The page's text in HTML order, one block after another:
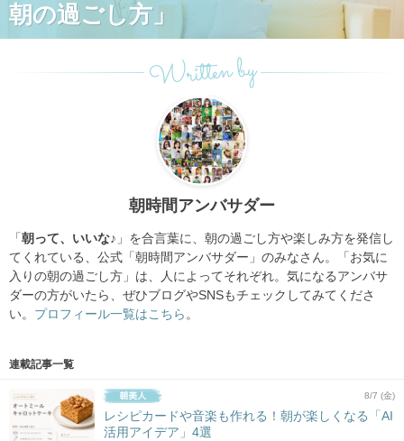
朝の過ごし方」
Written by
朝時間アンバサダー
「 朝って、いいな♪ 」を合言葉に、朝の過ごし方や楽しみ方を発信し
てくれている、公式「朝時間アンバサダー」のみなさん。「お気に
入りの朝の過ごし方」は、人によってそれぞれ。気になるアンバサ
ダーの方がいたら、ぜひブログやSNSもチェックしてみてくださ
い。 プロフィール一覧はこちら 。
連載記事一覧
8/7 (金)
レシピカードや音楽も作れる！朝が楽しくなる「AI
活用アイデア」4選